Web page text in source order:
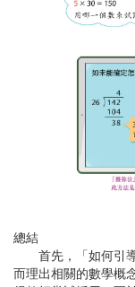
總結
首先，「如何引導
而理出相關的數學概